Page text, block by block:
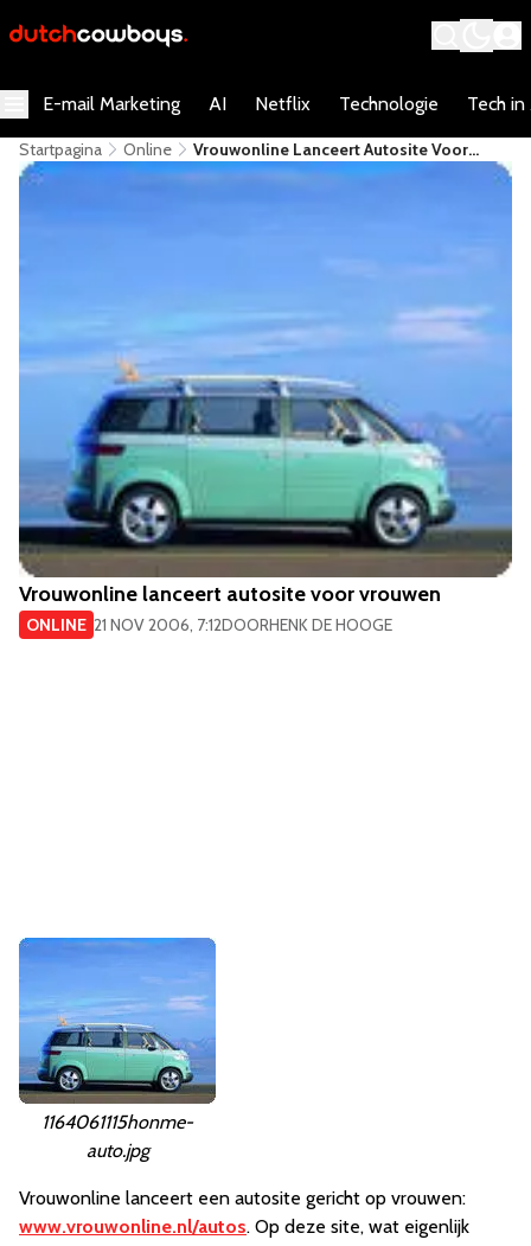
E-mail Marketing AI Netflix Technologie Tech in
Startpagina Online
Vrouwonline Lanceert Autosite Voor
Vrouwen
Vrouwonline lanceert autosite voor vrouwen
ONLINE 21 NOV 2006, 7:12DOORHENK DE HOOGE
1164061115honme-
auto.jpg
Vrouwonline lanceert een autosite gericht op vrouwen:
www.vrouwonline.nl/autos. Op deze site, wat eigenlijk